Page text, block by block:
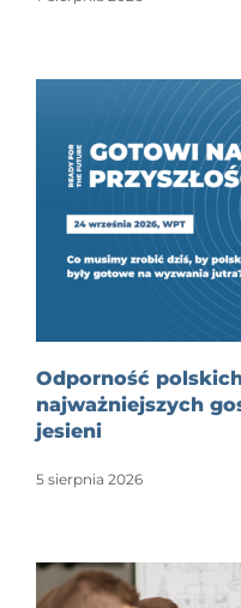
Odporność
najważniejszych
jesieni
5 sierpnia 2026